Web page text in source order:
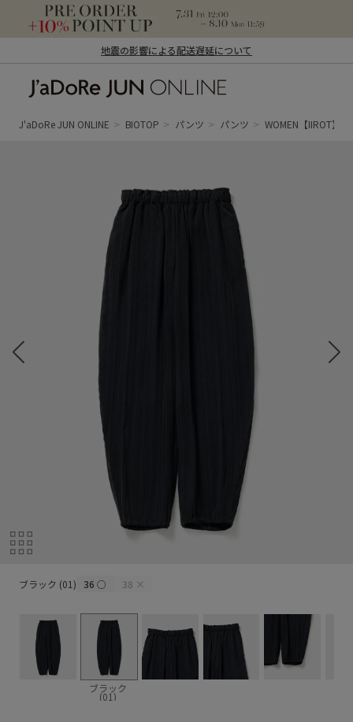
地震の影響による配送遅延について
ン オンライン）
J'aDoRe JUN ONLINE BIOTOP パンツ パンツ WOMEN【IIROT】
ブラック (01) 36○ 38 ×
ブラック
(01)